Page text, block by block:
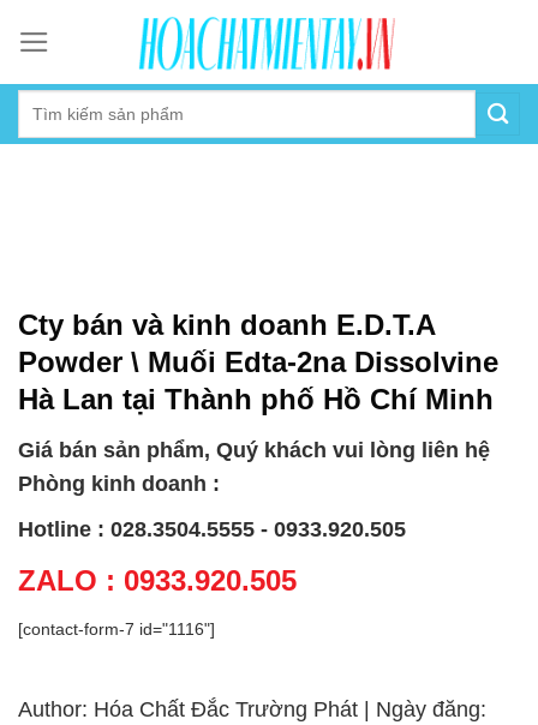
content
Cty bán và kinh doanh E.D.T.A
Powder \ Muối Edta-2na Dissolvine
Hà Lan tại Thành phố Hồ Chí Minh
Giá bán sản phẩm, Quý khách vui lòng liên hệ
Phòng kinh doanh :
Hotline : 028.3504.5555 - 0933.920.505
ZALO : 0933.920.505
[contact-form-7 id="1116"]
Author: Hóa Chất Đắc Trường Phát | Ngày đăng: